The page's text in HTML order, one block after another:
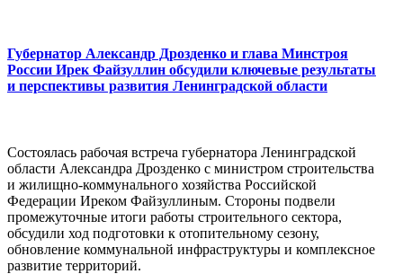
Губернатор Александр Дрозденко и глава Минстроя
России Ирек Файзуллин обсудили ключевые результаты
и перспективы развития Ленинградской области
Состоялась рабочая встреча губернатора Ленинградской
области Александра Дрозденко с министром строительства
и жилищно-коммунального хозяйства Российской
Федерации Иреком Файзуллиным. Стороны подвели
промежуточные итоги работы строительного сектора,
обсудили ход подготовки к отопительному сезону,
обновление коммунальной инфраструктуры и комплексное
развитие территорий.